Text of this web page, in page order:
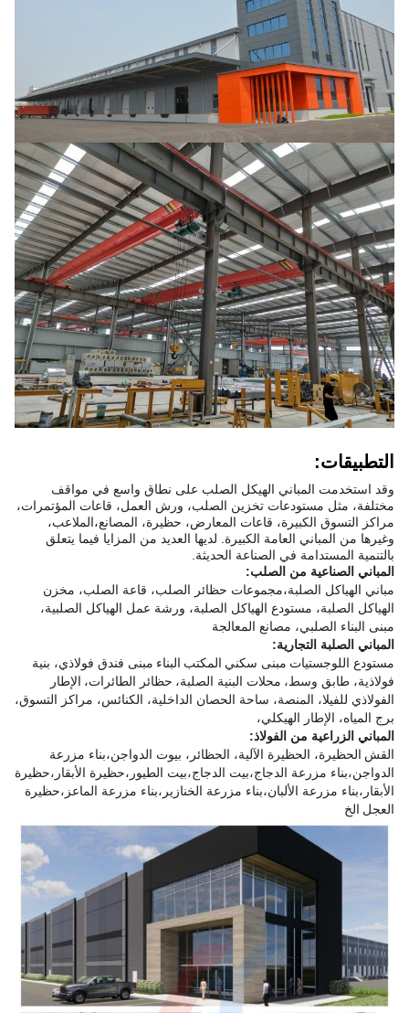
التطبيقات:
وقد استخدمت المباني الهيكل الصلب على نطاق واسع في مواقف
مختلفة، مثل مستودعات تخزين الصلب، ورش العمل، قاعات المؤتمرات،
مراكز التسوق الكبيرة، قاعات المعارض، حظيرة، المصانع،الملاعب،
وغيرها من المباني العامة الكبيرة. لديها العديد من المزايا فيما يتعلق
بالتنمية المستدامة في الصناعة الحديثة.
المباني الصناعية من الصلب:
مباني الهياكل الصلبة،مجموعات حظائر الصلب، قاعة الصلب، مخزن
الهياكل الصلبة، مستودع الهياكل الصلبة، ورشة عمل الهياكل الصلبية،
مبنى البناء الصلبي، مصانع المعالجة
المباني الصلبة التجارية:
مستودع اللوجستيات مبنى سكني المكتب البناء مبنى فندق فولاذي، بنية
فولاذية، طابق وسط، محلات البنية الصلبة، حظائر الطائرات، الإطار
الفولاذي للفيلا، المنصة، ساحة الحصان الداخلية، الكنائس، مراكز التسوق،
برج المياه، الإطار الهيكلي،
المباني الزراعية من الفولاذ:
القش الحظيرة، الحظيرة الآلية، الحظائر، بيوت الدواجن،بناء مزرعة
الدواجن،بناء مزرعة الدجاج،بيت الدجاج،بيت الطيور،حظيرة الأبقار،حظيرة
الأبقار،بناء مزرعة الألبان،بناء مزرعة الخنازير،بناء مزرعة الماعز،حظيرة
العجل الخ